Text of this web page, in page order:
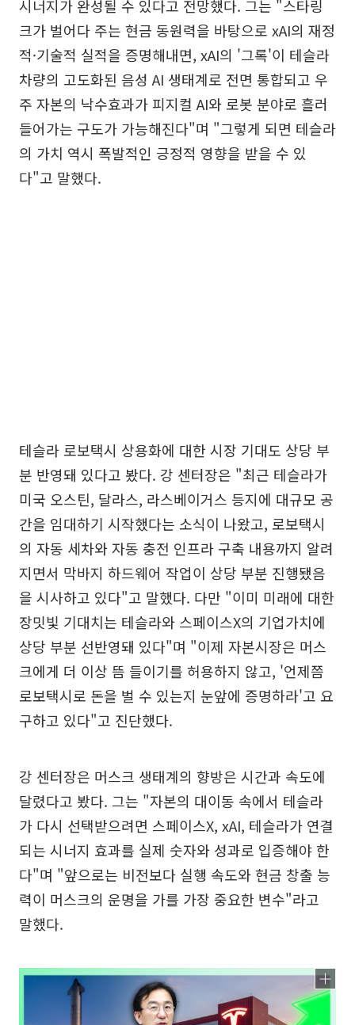
시너지가 완성될 수 있다고 전망했다. 그는 "스타링
크가 벌어다 주는 현금 동원력을 바탕으로 xAI의 재정
적·기술적 실적을 증명해내면, xAI의 '그록'이 테슬라
차량의 고도화된 음성 AI 생태계로 전면 통합되고 우
주 자본의 낙수효과가 피지컬 AI와 로봇 분야로 흘러
들어가는 구도가 가능해진다"며 "그렇게 되면 테슬라
의 가치 역시 폭발적인 긍정적 영향을 받을 수 있
다"고 말했다.
테슬라 로보택시 상용화에 대한 시장 기대도 상당 부
분 반영돼 있다고 봤다. 강 센터장은 "최근 테슬라가
미국 오스틴, 달라스, 라스베이거스 등지에 대규모 공
간을 임대하기 시작했다는 소식이 나왔고, 로보택시
의 자동 세차와 자동 충전 인프라 구축 내용까지 알려
지면서 막바지 하드웨어 작업이 상당 부분 진행됐음
을 시사하고 있다"고 말했다. 다만 "이미 미래에 대한
장밋빛 기대치는 테슬라와 스페이스X의 기업가치에
상당 부분 선반영돼 있다"며 "이제 자본시장은 머스
크에게 더 이상 뜸 들이기를 허용하지 않고, '언제쯤
로보택시로 돈을 벌 수 있는지 눈앞에 증명하라'고 요
구하고 있다"고 진단했다.
강 센터장은 머스크 생태계의 향방은 시간과 속도에
달렸다고 봤다. 그는 "자본의 대이동 속에서 테슬라
가 다시 선택받으려면 스페이스X, xAI, 테슬라가 연결
되는 시너지 효과를 실제 숫자와 성과로 입증해야 한
다"며 "앞으로는 비전보다 실행 속도와 현금 창출 능
력이 머스크의 운명을 가를 가장 중요한 변수"라고
말했다.